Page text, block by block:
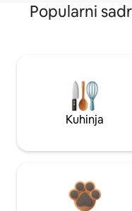
Popularni
Kuhinja